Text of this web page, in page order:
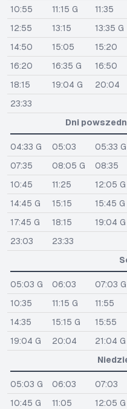
10:55
11:15 G 11:35
12:55
13:15 13:35 G
14:50
15:05 15:20
16:20
16:35 G 16:50
18:15
19:04 G 20:04
23:33
Dni
04:33 G 05:03 05:33 G
07:35
08:05 G 08:35
10:45
11:25 12:05 G
14:45 G
15:15 15:45 G
17:45 G
18:15 19:04 G
23:03
23:33
05:03 G 06:03 07:03 G
10:35
11:15 G 11:55
14:35
15:15 G 15:55
19:04 G
20:04 21:04 G
05:03 G 06:03 07:03
10:45 G
11:05 12:05 G